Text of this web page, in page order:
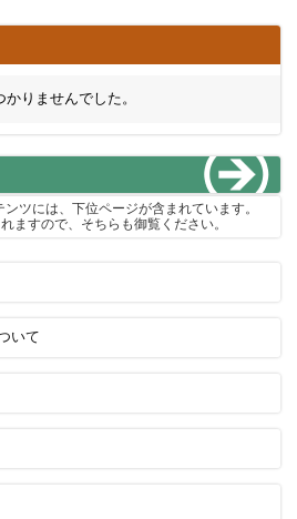
かりませんでした。
ツには、下位ページが含まれています。
ますので、そちらも御覧ください。
いて